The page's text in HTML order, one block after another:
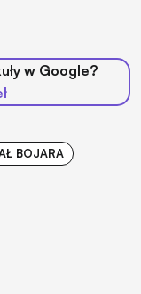
w Google?
BOJARA